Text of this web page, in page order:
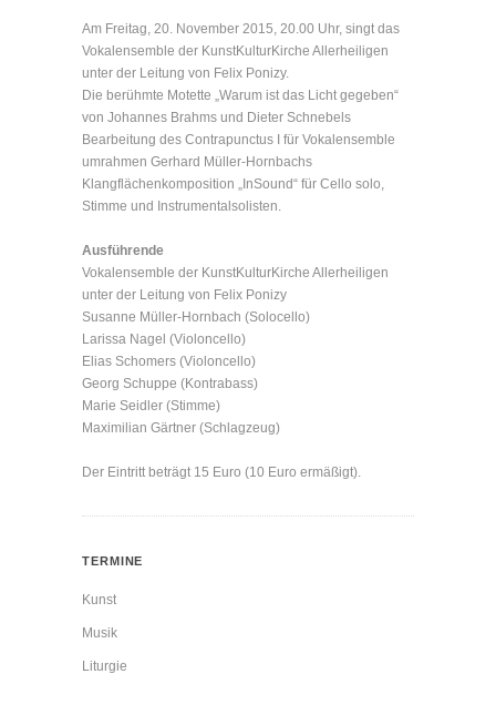
Am Freitag, 20. November 2015, 20.00 Uhr, singt das
Vokalensemble der KunstKulturKirche Allerheiligen
unter der Leitung von Felix Ponizy.
Die berühmte Motette „Warum ist das Licht gegeben“
von Johannes Brahms und Dieter Schnebels
Bearbeitung des Contrapunctus I für Vokalensemble
umrahmen Gerhard Müller-Hornbachs
Klangflächenkomposition „InSound“ für Cello solo,
Stimme und Instrumentalsolisten.
Ausführende
Vokalensemble der KunstKulturKirche Allerheiligen
unter der Leitung von Felix Ponizy
Susanne Müller-Hornbach (Solocello)
Larissa Nagel (Violoncello)
Elias Schomers (Violoncello)
Georg Schuppe (Kontrabass)
Marie Seidler (Stimme)
Maximilian Gärtner (Schlagzeug)
Der Eintritt beträgt 15 Euro (10 Euro ermäßigt).
TERMINE
Kunst
Musik
Liturgie